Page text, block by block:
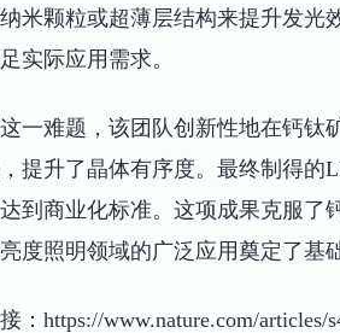
米颗粒或超薄层结构来提升发光
实际应用需求。
一难题，该团队创新性地在钙钛
提升了晶体有序度。最终制得的
到商业化标准。这项成果克服了
度照明领域的广泛应用奠定了基础
：https://www.nature.com/articles/